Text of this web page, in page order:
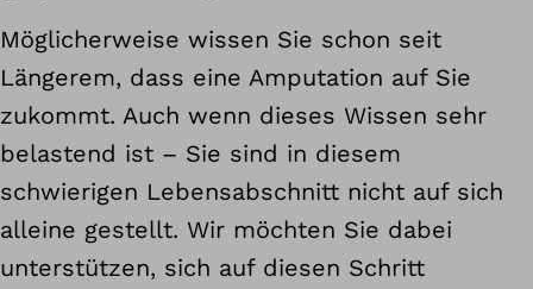
Möglicherweise wissen Sie schon seit
Längerem, dass eine Amputation auf Sie
zukommt. Auch wenn dieses Wissen sehr
belastend ist – Sie sind in diesem
schwierigen Lebensabschnitt nicht auf sich
alleine gestellt. Wir möchten Sie dabei
unterstützen, sich auf diesen Schritt